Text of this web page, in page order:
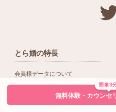
とら婚の特長
会員様データについて
簡単3
無料体験・カウンセ